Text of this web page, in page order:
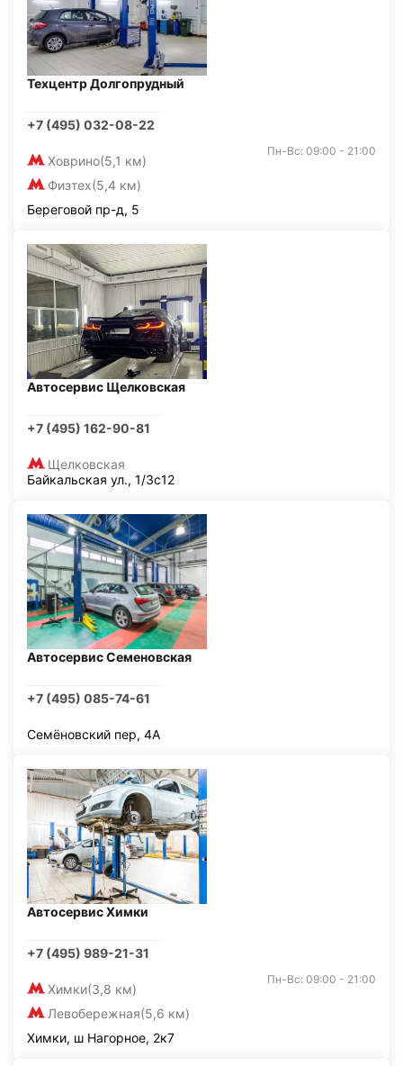
Техцентр Долгопрудный
+7 (495) 032-08-22
Ховрино(5,1 км)
Физтех(5,4 км)
Пн-Вс: 09:00 - 21:00
Береговой пр-д, 5
Автосервис Щелковская
+7 (495) 162-90-81
Щелковская
Байкальская ул., 1/3с12
Автосервис Семеновская
+7 (495) 085-74-61
Семёновский пер, 4А
Автосервис Химки
+7 (495) 989-21-31
Химки(3,8 км)
Левобережная(5,6 км)
Пн-Вс: 09:00 - 21:00
Химки, ш Нагорное, 2к7